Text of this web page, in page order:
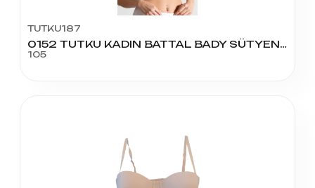
TUTKU187
0152 TUTKU KADIN BATTAL BADY SÜTYEN 105
105